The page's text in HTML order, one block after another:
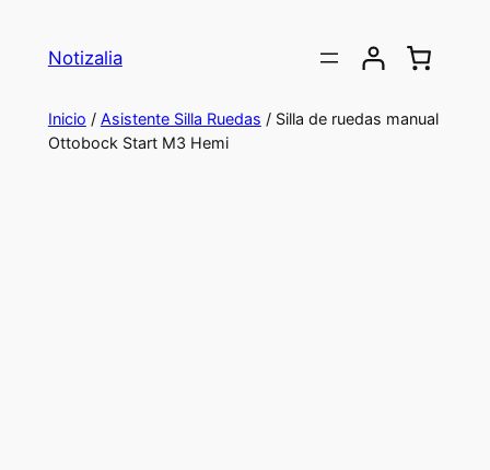
Notizalia
Inicio / Asistente Silla Ruedas / Silla de ruedas manual
Ottobock Start M3 Hemi